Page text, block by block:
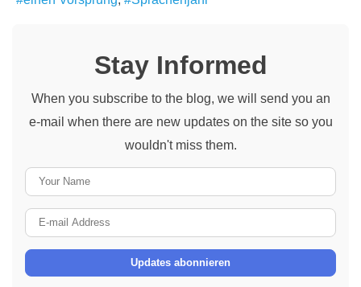
Stay Informed
When you subscribe to the blog, we will send you an
e-mail when there are new updates on the site so you
wouldn't miss them.
Address
Updates abonnieren